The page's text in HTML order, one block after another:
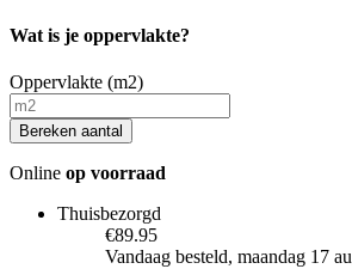
Wat is je oppervlakte?
Oppervlakte (m2)
Bereken aantal
Online op voorraad
Thuisbezorgd
€89.95
Vandaag besteld, maandag 17